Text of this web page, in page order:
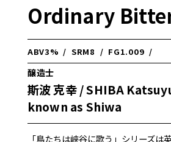
Ordinary
ABV3% / SRM8 / FG1.009 /
醸造士
斯波 克幸 / SHIBA
known as Shiwa
「鳥たちは峡谷に歌う」シリーズは